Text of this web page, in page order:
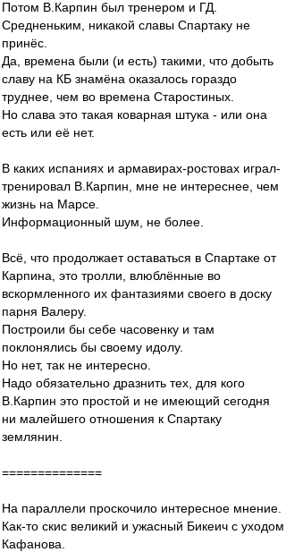
Потом В.Карпин был тренером и ГД.
Средненьким, никакой славы Спартаку не
принёс.
Да, времена были (и есть) такими, что добыть
славу на КБ знамёна оказалось гораздо
труднее, чем во времена Старостиных.
Но слава это такая коварная штука - или она
есть или её нет.
В каких испаниях и армавирах-ростовах играл-
тренировал В.Карпин, мне не интереснее, чем
жизнь на Марсе.
Информационный шум, не более.
Всё, что продолжает оставаться в Спартаке от
Карпина, это тролли, влюблённые во
вскормленного их фантазиями своего в доску
парня Валеру.
Построили бы себе часовенку и там
поклонялись бы своему идолу.
Но нет, так не интересно.
Надо обязательно дразнить тех, для кого
В.Карпин это простой и не имеющий сегодня
ни малейшего отношения к Спартаку
землянин.
==============
На параллели проскочило интересное мнение.
Как-то скис великий и ужасный Бикеич с уходом
Кафанова.